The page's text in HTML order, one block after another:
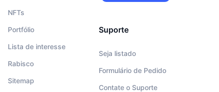
NFTs
Portfólio
Lista de interesse
Rabisco
Sitemap
Suporte
Seja listado
Formulário de Pedido
Contate o Suporte